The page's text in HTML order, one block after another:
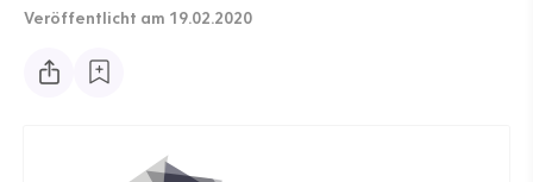
Veröffentlicht am 19.02.2020